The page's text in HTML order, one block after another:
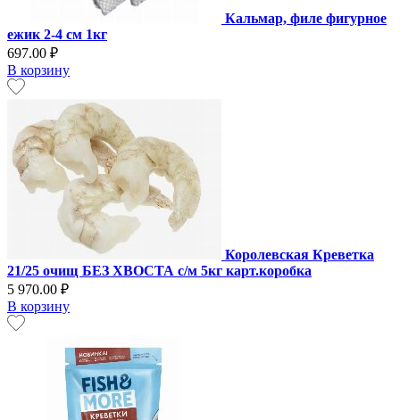
Кальмар, филе фигурное
ежик 2-4 см 1кг
697.00 ₽
В корзину
Королевская Креветка
21/25 очищ БЕЗ ХВОСТА с/м 5кг карт.коробка
5 970.00 ₽
В корзину